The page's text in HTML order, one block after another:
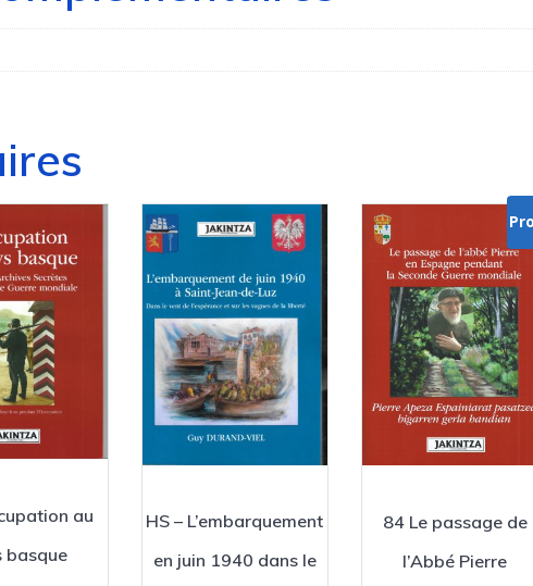
au
basque
HS – L’embarquement
en juin 1940 dans le
84 Le passage de
l’Abbé Pierre